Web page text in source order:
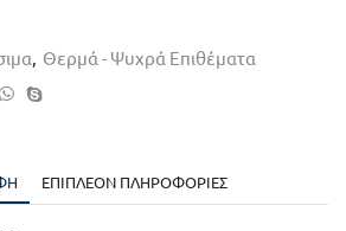
Θερμά - Ψυχρά Επιθέματα
ΕΠΙΠΛΈΟΝ ΠΛΗΡΟΦΟΡΊΕΣ